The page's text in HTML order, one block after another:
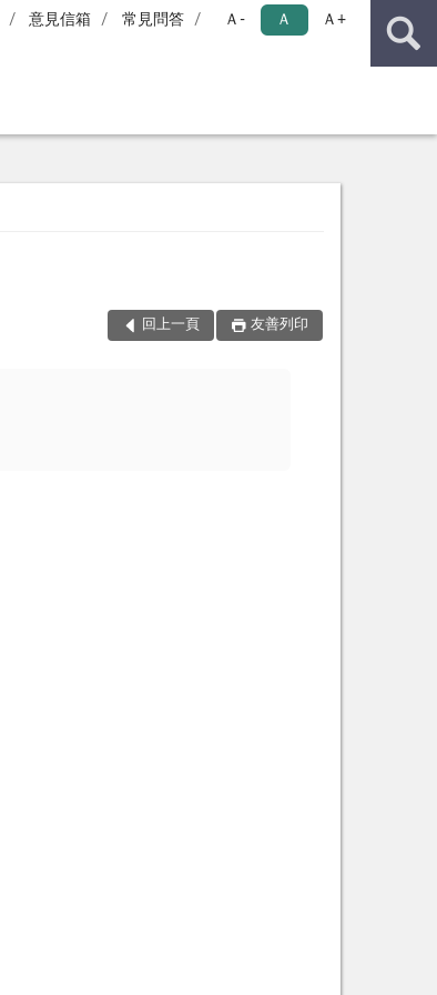
意見信箱 常見問答 Ａ- Ａ Ａ+
回上一頁 友善列印